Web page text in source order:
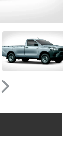
Próximo